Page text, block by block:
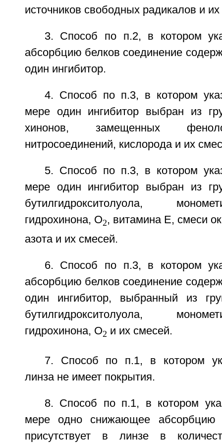
источников свободных радикалов и
3. Способ по п.2, в котором
абсорбцию белков соединение
один ингибитор.
4. Способ по п.3, в котором
мере один ингибитор выбран из
хинонов, замещенных
нитросоединений, кислорода и их
5. Способ по п.3, в котором
мере один ингибитор выбран из
бутилгидрокситолуола,
гидрохинона, O2, витамина Е, смеси
азота и их смесей.
6. Способ по п.3, в котором
абсорбцию белков соединение
один ингибитор, выбранный из
бутилгидрокситолуола,
гидрохинона, О2 и их смесей.
7. Способ по п.1, в котором
линза не имеет покрытия.
8. Способ по п.1, в котором
мере одно снижающее абсорбцию
присутствует в линзе в